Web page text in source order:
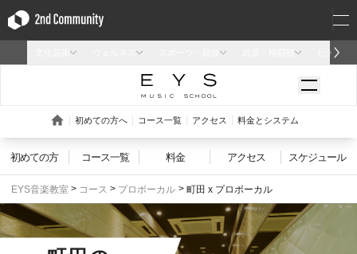
初めての方 コース一覧 料金 アクセス スケジュール
EYS音楽教室 コース プロボーカル 町田 x プロボーカル